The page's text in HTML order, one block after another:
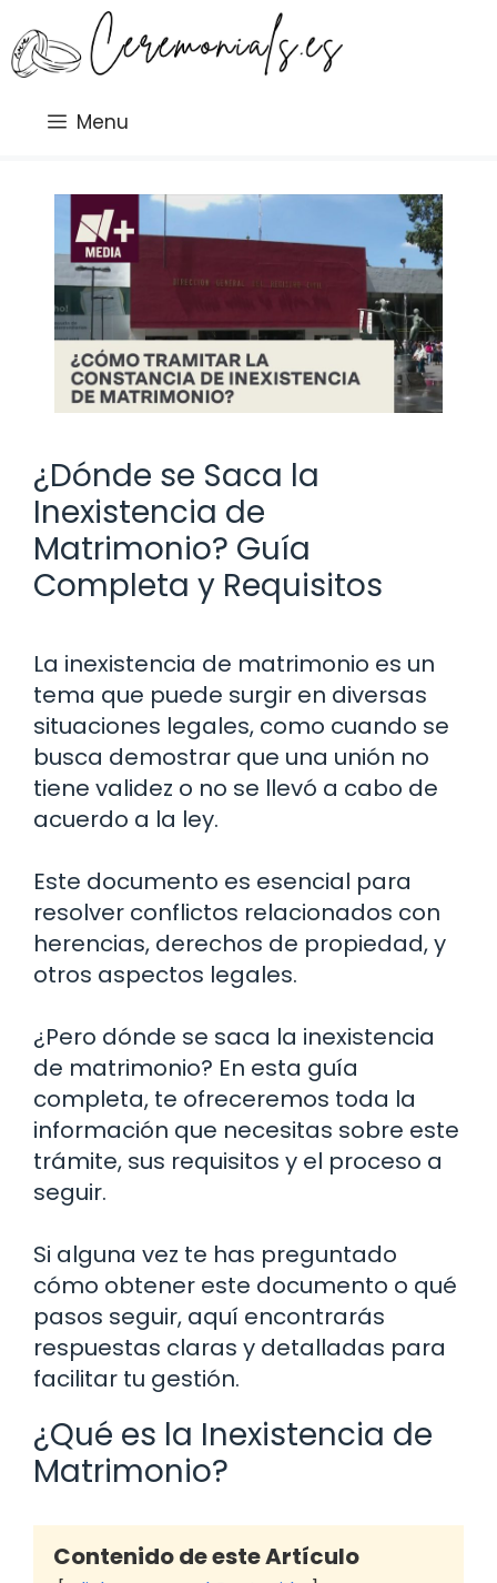
al
contenido
Menu
¿Dónde se Saca la
Inexistencia de
Matrimonio? Guía
Completa y Requisitos
La inexistencia de matrimonio es un
tema que puede surgir en diversas
situaciones legales, como cuando se
busca demostrar que una unión no
tiene validez o no se llevó a cabo de
acuerdo a la ley.
Este documento es esencial para
resolver conflictos relacionados con
herencias, derechos de propiedad, y
otros aspectos legales.
¿Pero dónde se saca la inexistencia
de matrimonio? En esta guía
completa, te ofreceremos toda la
información que necesitas sobre este
trámite, sus requisitos y el proceso a
seguir.
Si alguna vez te has preguntado
cómo obtener este documento o qué
pasos seguir, aquí encontrarás
respuestas claras y detalladas para
facilitar tu gestión.
¿Qué es la Inexistencia de
Matrimonio?
Contenido de este Artículo